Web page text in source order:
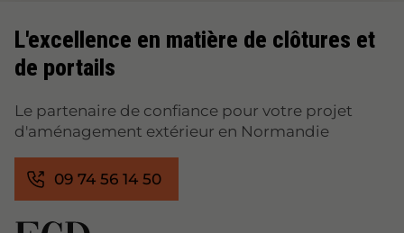
L'excellence en matière de clôtures et
de portails
Le partenaire de confiance pour votre projet
d'aménagement extérieur en Normandie
09 74 56 14 50